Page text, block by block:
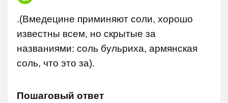
.(Вмедецине приминяют соли, хорошо
известны всем, но скрытые за
названиями: соль бульриха, армянская
соль, что это за).
Пошаговый ответ